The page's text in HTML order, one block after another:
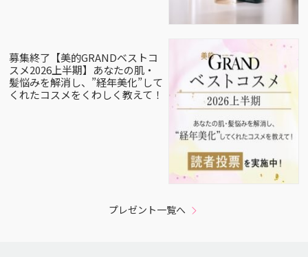
募集終了【美的GRANDベストコ
スメ2026上半期】あなたの肌・
髪悩みを解消し、”経年美化”して
くれたコスメをくわしく教えて！
プレゼント一覧へ